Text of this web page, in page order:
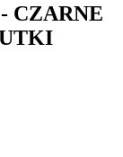
CZARNE